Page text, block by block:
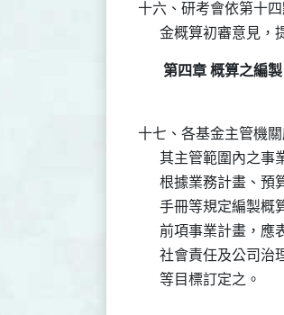
十六、研考會依第十
第四章 概算之編製
十七、各基金主管機
其主管範圍內之
根據業務計畫、
手冊等規定編製概
前項事業計畫，
社會責任及公司